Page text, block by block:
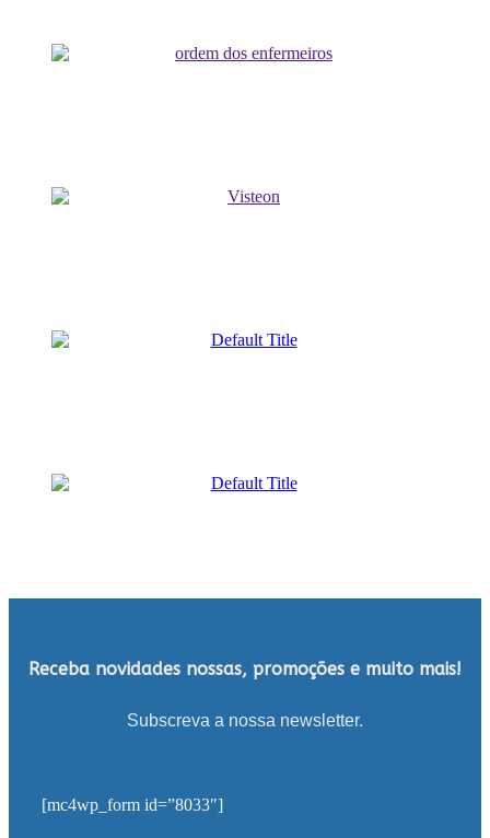
Receba novidades nossas, promoções e muito mais!
Subscreva a nossa newsletter.
[mc4wp_form id=”8033″]